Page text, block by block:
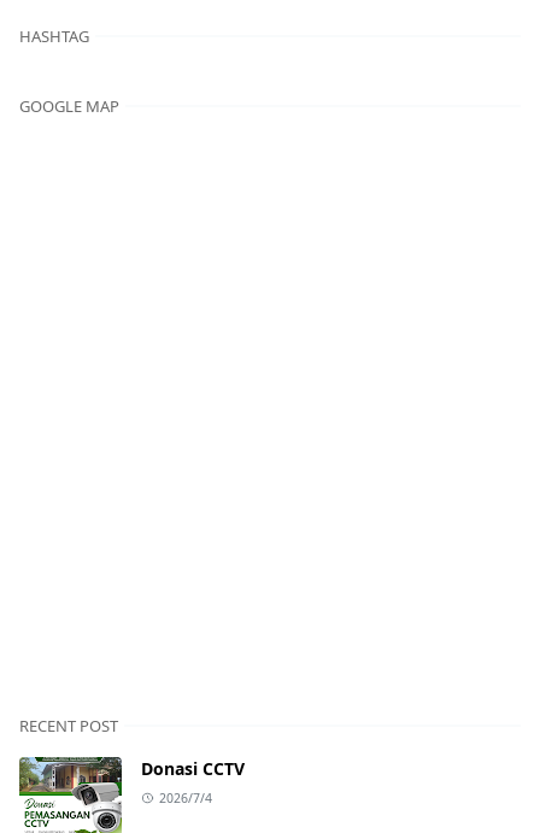
HASHTAG
GOOGLE MAP
RECENT POST
Donasi CCTV
2026/7/4